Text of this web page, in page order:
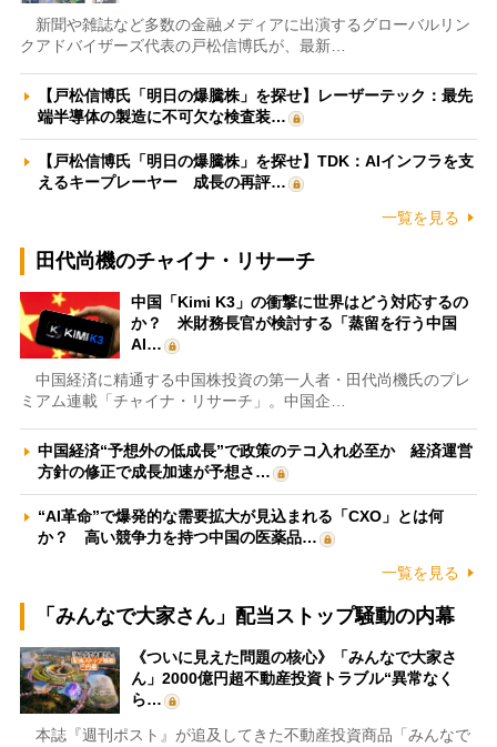
新聞や雑誌など多数の金融メディアに出演するグローバルリン
クアドバイザーズ代表の戸松信博氏が、最新…
【戸松信博氏「明日の爆騰株」を探せ】レーザーテック：最先
端半導体の製造に不可欠な検査装…
【戸松信博氏「明日の爆騰株」を探せ】TDK：AIインフラを支
えるキープレーヤー 成長の再評…
一覧を見る
田代尚機のチャイナ・リサーチ
中国「Kimi K3」の衝撃に世界はどう対応するの
か？ 米財務長官が検討する「蒸留を行う中国
AI…
中国経済に精通する中国株投資の第一人者・田代尚機氏のプレ
ミアム連載「チャイナ・リサーチ」。中国企…
中国経済“予想外の低成長”で政策のテコ入れ必至か 経済運営
方針の修正で成長加速が予想さ…
“AI革命”で爆発的な需要拡大が見込まれる「CXO」とは何
か？ 高い競争力を持つ中国の医薬品…
一覧を見る
「みんなで大家さん」配当ストップ騒動の内幕
《ついに見えた問題の核心》「みんなで大家さ
ん」2000億円超不動産投資トラブル“異常なく
ら…
本誌『週刊ポスト』が追及してきた不動産投資商品「みんなで